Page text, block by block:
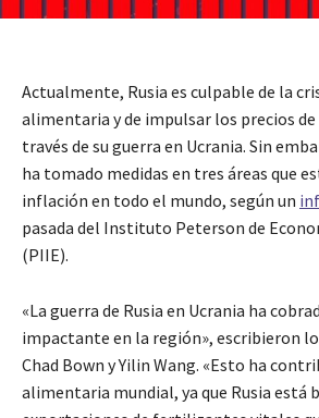
Actualmente, Rusia es culpable de la
alimentaria y de impulsar los precios de
través de su guerra en Ucrania. Sin
ha tomado medidas en tres áreas que
inflación en todo el mundo, según un
pasada del Instituto Peterson de
(PIIE).
«La guerra de Rusia en Ucrania ha
impactante en la región», escribieron
Chad Bown y Yilin Wang. «Esto ha
alimentaria mundial, ya que Rusia está